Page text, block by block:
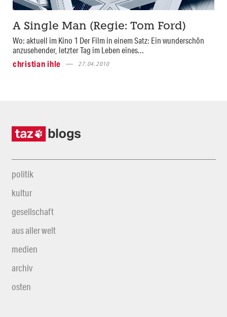
A Single Man (Regie: Tom Ford)
Wo: aktuell im Kino 1 Der Film in einem Satz: Ein wunderschön
anzusehender, letzter Tag im Leben eines...
christian ihle
27.04.2010
politik
kultur
gesellschaft
aus aller welt
medien
archiv
osten